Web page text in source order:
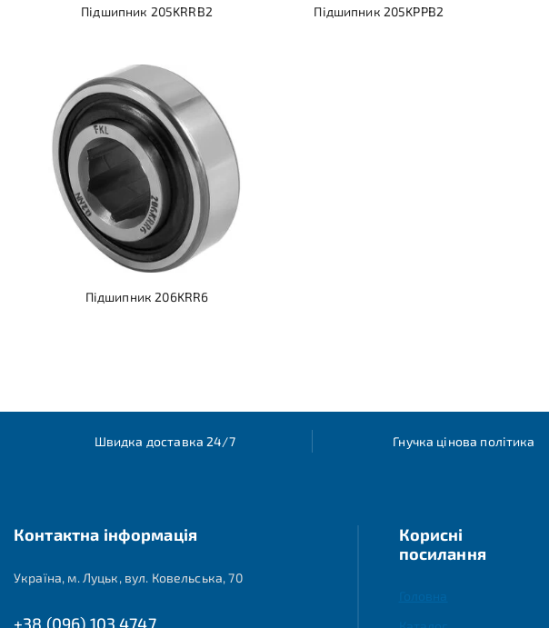
Підшипник 205KRRB2 Підшипник 205KPPB2
Підшипник 206KRR6
Швидка доставка 24/7 Гнучка цінова політика
Контактна інформація
Україна, м. Луцьк, вул. Ковельська, 70
+38 (096) 103 4747
Корисні
посилання